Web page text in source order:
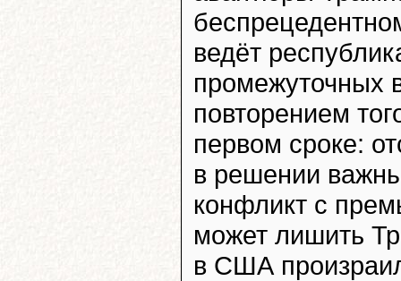
ведёт
промежуточных
повторением
первом сроке:
в решении
конфликт с
может лишить
в США